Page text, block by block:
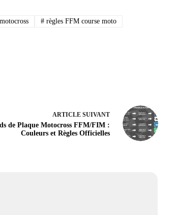
# règles FFM course moto
ARTICLESUIVANT
de Plaque Motocross FFM/FIM :
Couleurs et Règles Officielles